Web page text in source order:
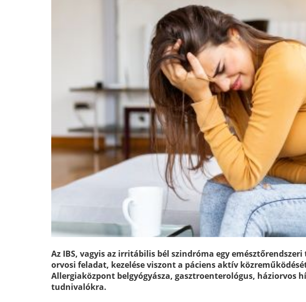
Az IBS, vagyis az irritábilis bél szindróma egy
orvosi feladat, kezelése viszont a páciens aktív
Allergiaközpont belgyógyásza, gasztroenterológus, háziorvos
tudnivalókra.